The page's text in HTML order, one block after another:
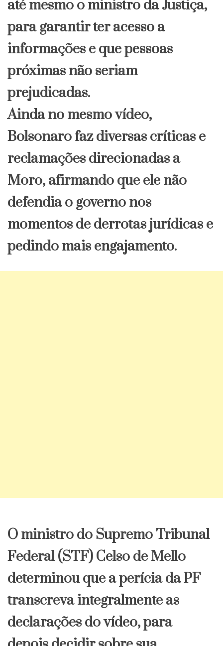
até mesmo o ministro da Justiça,
para garantir ter acesso a
informações e que pessoas
próximas não seriam
prejudicadas.
Ainda no mesmo vídeo,
Bolsonaro faz diversas críticas e
reclamações direcionadas a
Moro, afirmando que ele não
defendia o governo nos
momentos de derrotas jurídicas e
pedindo mais engajamento.
O ministro do Supremo Tribunal
Federal (STF) Celso de Mello
determinou que a perícia da PF
transcreva integralmente as
declarações do vídeo, para